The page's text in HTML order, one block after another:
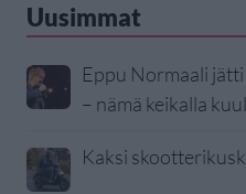
Uusimmat
Eppu Normaali
– nämä keikalla
Kaksi